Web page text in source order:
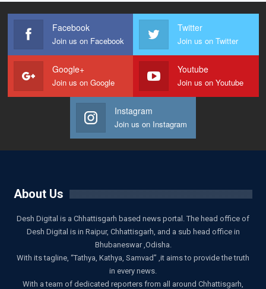
Facebook
Join us on Facebook
Twitter
Join us on Twitter
Google+
Join us on Google
Youtube
Join us on Youtube
Instagram
Join us on Instagram
About Us
Desh Digital is a Chhattisgarh based news portal. The head office of
Desh Digital is in Raipur, Chhattisgarh, and a sub head office in
Bhubaneswar ,Odisha.
With its tagline, “Tathya, Kathya, Samvad” ,it aims to provide the truth
in every news.
With a team of dedicated reporters from all around Chhattisgarh,